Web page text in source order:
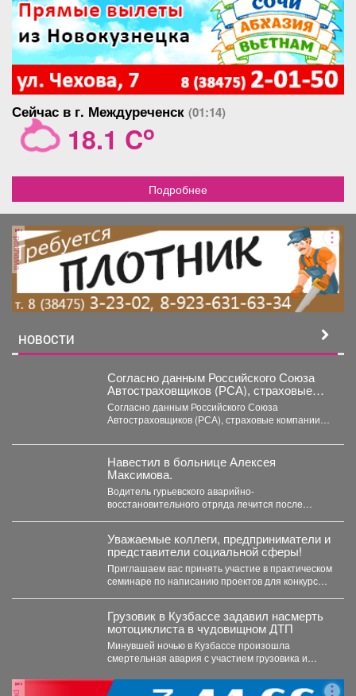
Сейчас в г. Междуреченск (01:14)
18.1 Co
Подробнее
реклама
НОВОСТИ
Согласно данным Российского Союза
Автостраховщиков (РСА), страховые
компании за первое полугодие 2026 года
выплатили более 35,3 млрд руб.
Согласно данным Российского Союза
Автостраховщиков (РСА), страховые компании
более...
Навестил в больнице Алексея
Максимова.
Водитель гурьевского аварийно-
восстановительного отряда лечится после
Уважаемые коллеги, предприниматели и
представители социальной сферы!
Приглашаем вас принять участие в практическом
семинаре по написанию проектов для конкурсов
Грузовик в Кузбассе задавил насмерть
мотоциклиста в чудовищном ДТП
Минувшей ночью в Кузбассе произошла
смертельная авария с участием грузовика и